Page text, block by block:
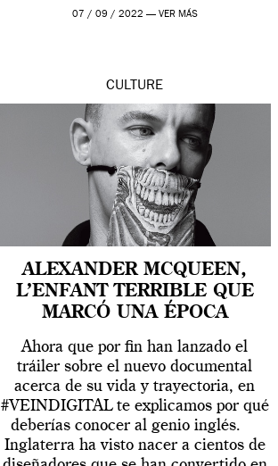
07 / 09 / 2022 — VER MÁS
CULTURE
ALEXANDER MCQUEEN,
L’ENFANT TERRIBLE QUE
MARCÓ UNA ÉPOCA
Ahora que por fin han lanzado el
tráiler sobre el nuevo documental
acerca de su vida y trayectoria, en
#VEINDIGITAL te explicamos por qué
deberías conocer al genio inglés.
Inglaterra ha visto nacer a cientos de